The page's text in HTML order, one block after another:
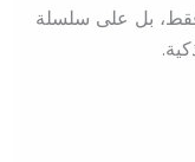
بل على سلسلة